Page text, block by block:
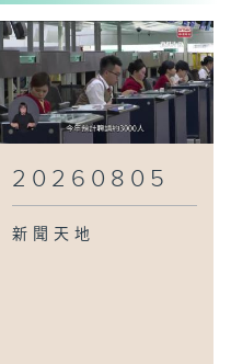
20260805
新聞天地